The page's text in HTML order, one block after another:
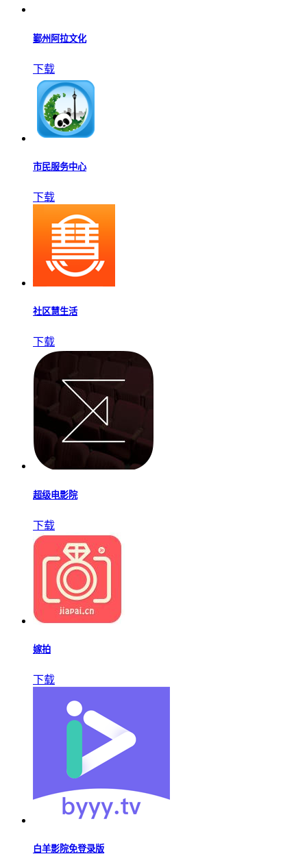
鄞州阿拉文化
下载
市民服务中心
下载
社区慧生活
下载
超级电影院
下载
嫁拍
下载
白羊影院免登录版